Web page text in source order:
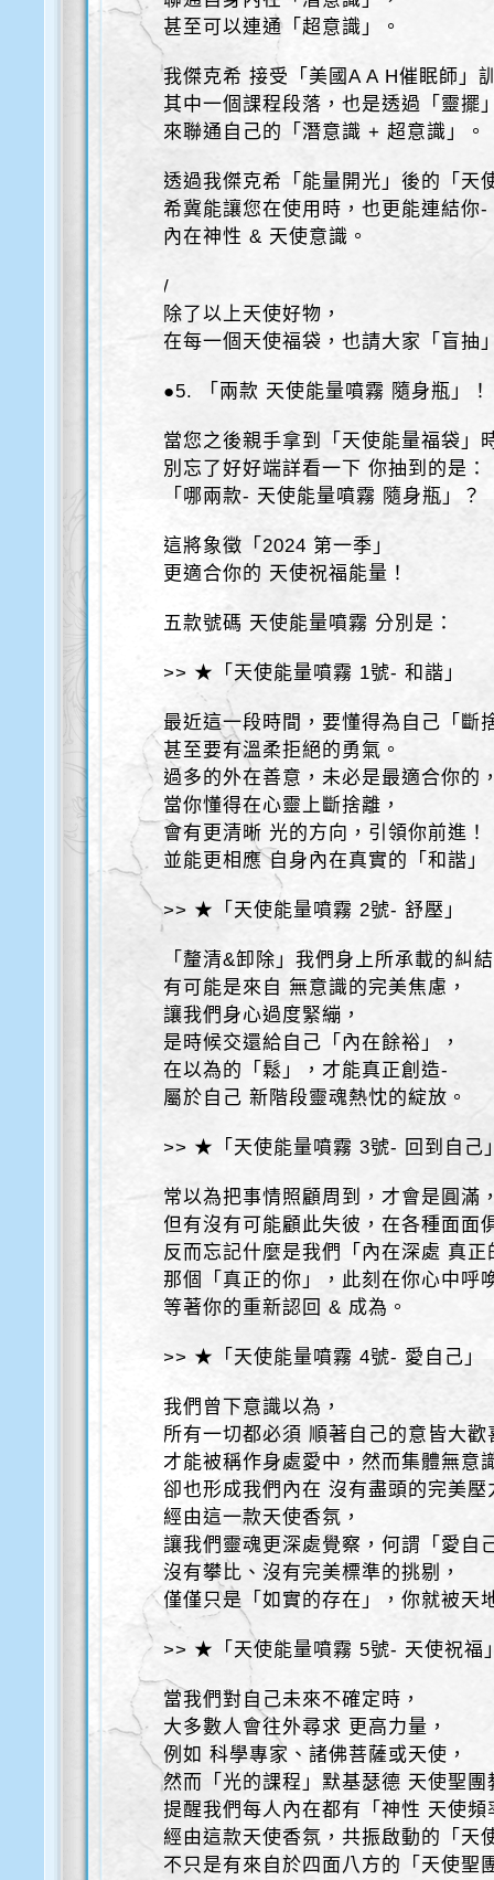
甚至可以連通「超意識」。
我傑克希 接受「美國A A H催眠師」
其中一個課程段落，也是透過「靈擺
來聯通自己的「潛意識 + 超意識」。
透過我傑克希「能量開光」後的「天
希冀能讓您在使用時，也更能連結你-
內在神性 & 天使意識。
/
除了以上天使好物，
在每一個天使福袋，也請大家「盲抽
●5. 「兩款 天使能量噴霧 隨身瓶」
當您之後親手拿到「天使能量福袋」
別忘了好好端詳看一下 你抽到的是：
「哪兩款- 天使能量噴霧 隨身瓶」？
這將象徵「2024 第一季」
更適合你的 天使祝福能量！
五款號碼 天使能量噴霧 分別是：
>> ★「天使能量噴霧 1號- 和諧」
最近這一段時間，要懂得為自己「斷
甚至要有溫柔拒絕的勇氣。
過多的外在善意，未必是最適合你的
當你懂得在心靈上斷捨離，
會有更清晰 光的方向，引領你前進！
並能更相應 自身內在真實的「和諧」
>> ★「天使能量噴霧 2號- 舒壓」
「釐清&卸除」我們身上所承載的糾
有可能是來自 無意識的完美焦慮，
讓我們身心過度緊繃，
是時候交還給自己「內在餘裕」，
在以為的「鬆」，才能真正創造-
屬於自己 新階段靈魂熱忱的綻放。
>> ★「天使能量噴霧 3號- 回到自己
常以為把事情照顧周到，才會是圓滿
但有沒有可能顧此失彼，在各種面面
反而忘記什麼是我們「內在深處 真正
那個「真正的你」，此刻在你心中呼
等著你的重新認回 & 成為。
>> ★「天使能量噴霧 4號- 愛自己」
我們曾下意識以為，
所有一切都必須 順著自己的意皆大歡
才能被稱作身處愛中，然而集體無意
卻也形成我們內在 沒有盡頭的完美壓
經由這一款天使香氛，
讓我們靈魂更深處覺察，何謂「愛自
沒有攀比、沒有完美標準的挑剔，
僅僅只是「如實的存在」，你就被天
>> ★「天使能量噴霧 5號- 天使祝福
當我們對自己未來不確定時，
大多數人會往外尋求 更高力量，
例如 科學專家、諸佛菩薩或天使，
然而「光的課程」默基瑟德 天使聖團
提醒我們每人內在都有「神性 天使頻
經由這款天使香氛，共振啟動的「天
不只是有來自於四面八方的「天使聖